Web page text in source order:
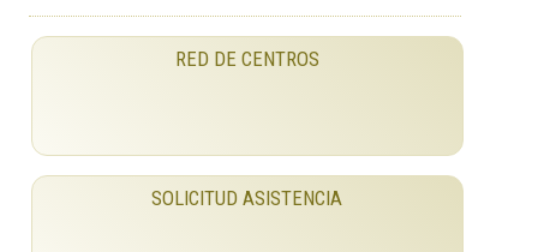
RED DE CENTROS
SOLICITUD ASISTENCIA